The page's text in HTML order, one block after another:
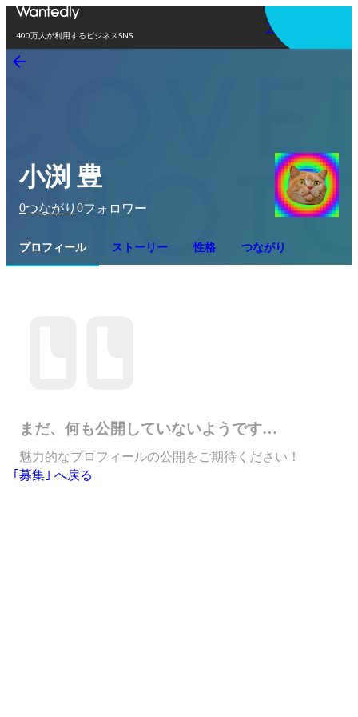
400万人が利用するビジネスSNS
アプリを使う
小渕 豊
0つながり 0フォロワー
プロフィール ストーリー 性格 つながり
まだ、何も公開していないようです…
魅力的なプロフィールの公開をご期待ください！
｢募集｣ へ戻る